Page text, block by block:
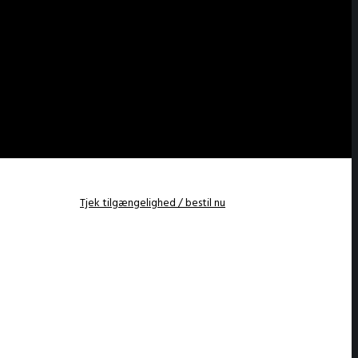
Tjek tilgængelighed / bestil nu